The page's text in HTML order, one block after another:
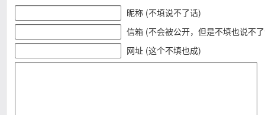
昵称 (不填说不了话)
信箱 (不会被公开，但是不填也说不
网址 (这个不填也成)